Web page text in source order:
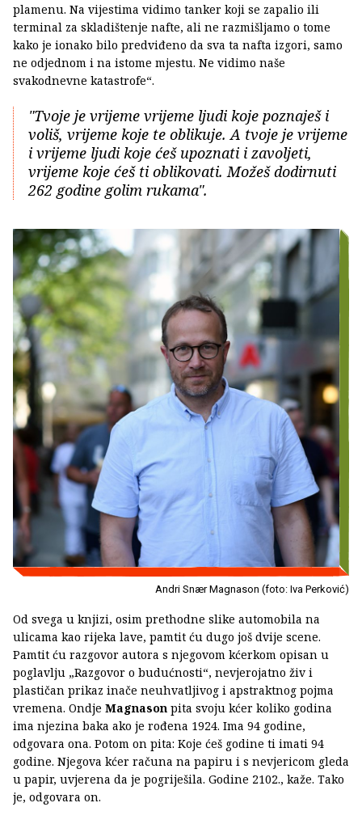
plamenu. Na vijestima vidimo tanker koji se zapalio ili
terminal za skladištenje nafte, ali ne razmišljamo o tome
kako je ionako bilo predviđeno da sva ta nafta izgori, samo
ne odjednom i na istome mjestu. Ne vidimo naše
svakodnevne katastrofe“.
"Tvoje je vrijeme vrijeme ljudi koje poznaješ i
voliš, vrijeme koje te oblikuje. A tvoje je vrijeme
i vrijeme ljudi koje ćeš upoznati i zavoljeti,
vrijeme koje ćeš ti oblikovati. Možeš dodirnuti
262 godine golim rukama".
Andri Snær Magnason (foto: Iva Perković)
Od svega u knjizi, osim prethodne slike automobila na
ulicama kao rijeka lave, pamtit ću dugo još dvije scene.
Pamtit ću razgovor autora s njegovom kćerkom opisan u
poglavlju „Razgovor o budućnosti“, nevjerojatno živ i
plastičan prikaz inače neuhvatljivog i apstraktnog pojma
vremena. Ondje Magnason pita svoju kćer koliko godina
ima njezina baka ako je rođena 1924. Ima 94 godine,
odgovara ona. Potom on pita: Koje ćeš godine ti imati 94
godine. Njegova kćer računa na papiru i s nevjericom gleda
u papir, uvjerena da je pogriješila. Godine 2102., kaže. Tako
je, odgovara on.